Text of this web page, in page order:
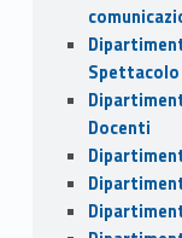
Docenti